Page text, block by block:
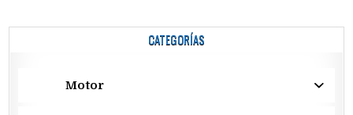
CATEGORÍAS
Motor